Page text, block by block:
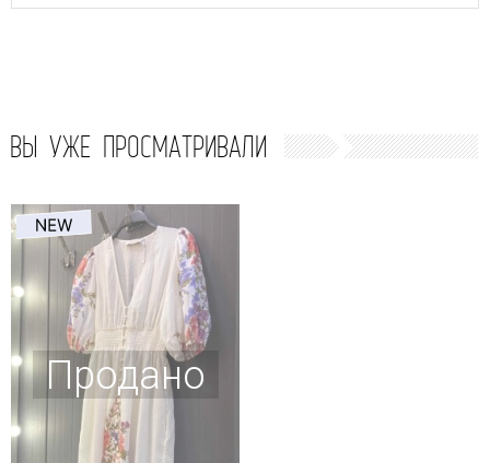
ВЫ УЖЕ ПРОСМАТРИВАЛИ
Продано